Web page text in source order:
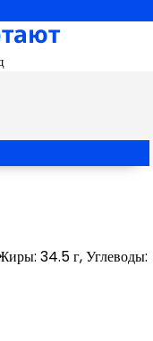
34.5 г, Углеводы: